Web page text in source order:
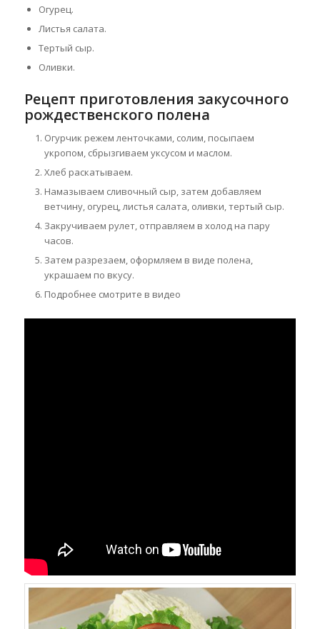
Огурец.
Листья салата.
Тертый сыр.
Оливки.
Рецепт приготовления закусочного
рождественского полена
Огурчик режем ленточками, солим, посыпаем
укропом, сбрызгиваем уксусом и маслом.
Хлеб раскатываем.
Намазываем сливочный сыр, затем добавляем
ветчину, огурец, листья салата, оливки, тертый сыр.
Закручиваем рулет, отправляем в холод на пару
часов.
Затем разрезаем, оформляем в виде полена,
украшаем по вкусу.
Подробнее смотрите в видео